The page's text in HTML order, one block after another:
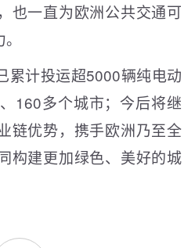
也一直为欧洲公共交通可
累计投运超5000辆纯电动
160多个城市；今后将继
链优势，携手欧洲乃至全
构建更加绿色、美好的城